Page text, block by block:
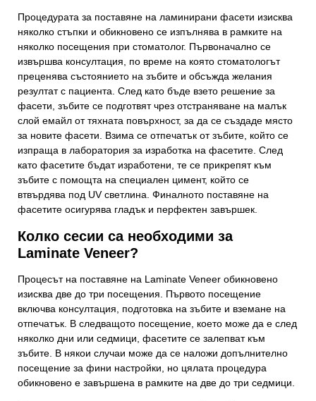
Процедурата за поставяне на ламинирани фасети изисква
няколко стъпки и обикновено се изпълнява в рамките на
няколко посещения при стоматолог. Първоначално се
извършва консултация, по време на която стоматологът
преценява състоянието на зъбите и обсъжда желания
резултат с пациента. След като бъде взето решение за
фасети, зъбите се подготвят чрез отстраняване на малък
слой емайл от тяхната повърхност, за да се създаде място
за новите фасети. Взима се отпечатък от зъбите, който се
изпраща в лаборатория за изработка на фасетите. След
като фасетите бъдат изработени, те се прикрепят към
зъбите с помощта на специален цимент, който се
втвърдява под UV светлина. Финалното поставяне на
фасетите осигурява гладък и перфектен завършек.
Колко сесии са необходими за
Laminate Veneer?
Процесът на поставяне на Laminate Veneer обикновено
изисква две до три посещения. Първото посещение
включва консултация, подготовка на зъбите и вземане на
отпечатък. В следващото посещение, което може да е след
няколко дни или седмици, фасетите се залепват към
зъбите. В някои случаи може да се наложи допълнително
посещение за фини настройки, но цялата процедура
обикновено е завършена в рамките на две до три седмици.